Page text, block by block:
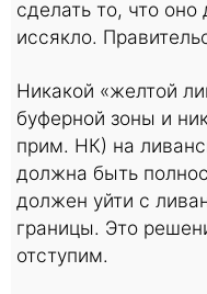
сделать то, что
иссякло.
Никакой «желтой
буферной зоны и
прим. НК) на
должна быть
должен уйти с
границы. Это
отступим.